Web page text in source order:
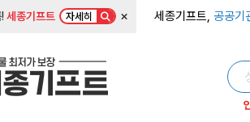
세종기프트 자세히 × 세종기프트, 공공기